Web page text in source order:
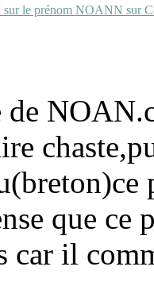
sur le prénom NOANN sur
que ce
car il